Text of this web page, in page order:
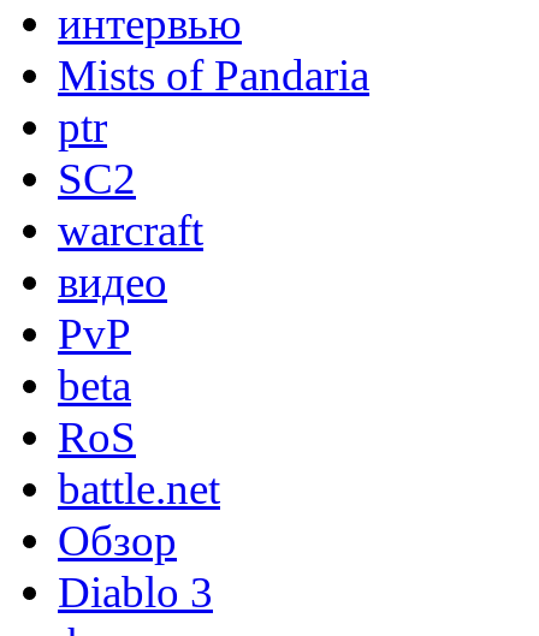
интервью
Mists of Pandaria
ptr
SC2
warcraft
видео
PvP
beta
RoS
battle.net
Обзор
Diablo 3